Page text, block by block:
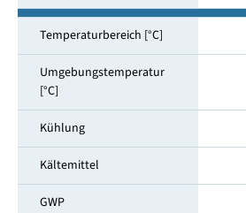
Temperaturbereich [°C]
Umgebungstemperatur
[°C]
Kühlung
Kältemittel
GWP